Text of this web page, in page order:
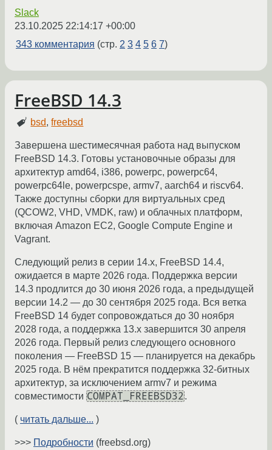
Slack
23.10.2025 22:14:17 +00:00
343 комментария (стр. 2 3 4 5 6 7)
FreeBSD 14.3
bsd,freebsd
Завершена шестимесячная работа над выпуском
FreeBSD 14.3. Готовы установочные образы для
архитектур amd64, i386, powerpc, powerpc64,
powerpc64le, powerpcspe, armv7, aarch64 и riscv64.
Также доступны сборки для виртуальных сред
(QCOW2, VHD, VMDK, raw) и облачных платформ,
включая Amazon EC2, Google Compute Engine и
Vagrant.
Следующий релиз в серии 14.x, FreeBSD 14.4,
ожидается в марте 2026 года. Поддержка версии
14.3 продлится до 30 июня 2026 года, а предыдущей
версии 14.2 — до 30 сентября 2025 года. Вся ветка
FreeBSD 14 будет сопровождаться до 30 ноября
2028 года, а поддержка 13.x завершится 30 апреля
2026 года. Первый релиз следующего основного
поколения — FreeBSD 15 — планируется на декабрь
2025 года. В нём прекратится поддержка 32-битных
архитектур, за исключением armv7 и режима
совместимости COMPAT_FREEBSD32 .
( читать дальше... )
>>> Подробности (freebsd.org)